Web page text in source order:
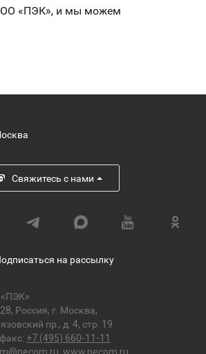
«ПЭК», и мы можем
Свяжитесь с нами
на рассылку
Россия, г. Москва,
пр., д. 4, стр. 19
+7 (495) 660-11-11